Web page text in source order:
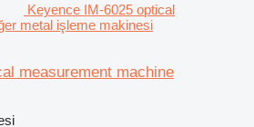
Keyence IM-6025 optical
metal işleme makinesi
measurement machine